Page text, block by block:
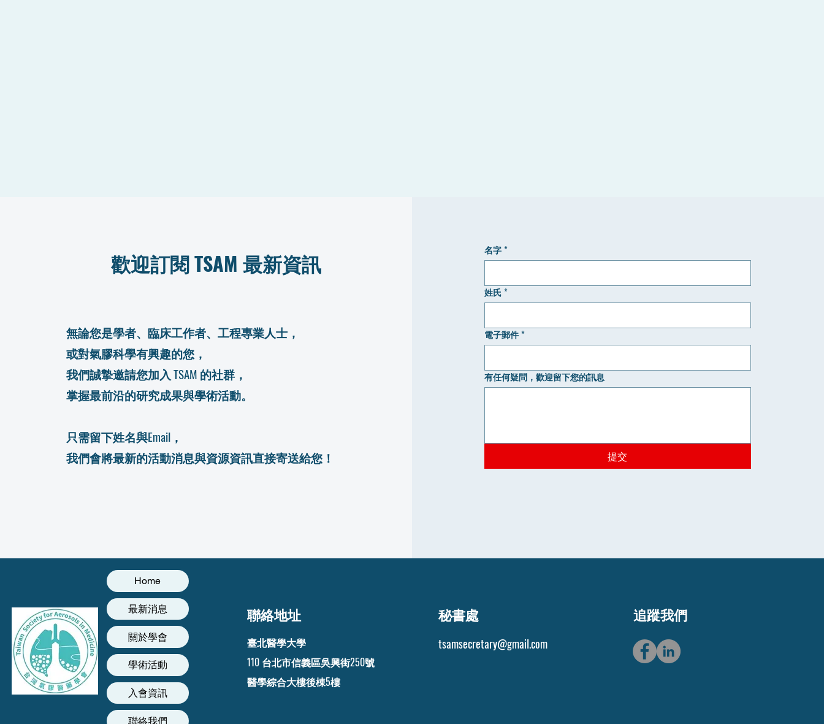
歡迎訂閱 TSAM 最新資訊
無論您是學者、臨床工作者、工程專業人士，
或對氣膠科學有興趣的您，
我們誠摯邀請您加入 TSAM 的社群，
掌握最前沿的研究成果與學術活動。
只需留下姓名與Email，
我們會將最新的活動消息與資源資訊直接寄送給您！
名字*
姓氏*
電子郵件*
有任何疑問，歡迎留下您的訊息
提交
Home
最新消息
關於學會
學術活動
入會資訊
聯絡我們
聯絡地址
臺北醫學大學
110 台北市信義區吳興街250號
醫學綜合大樓後棟5樓
秘書處
tsamsecretary@gmail.com
​追蹤我們